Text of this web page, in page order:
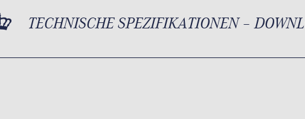
TECHNISCHE SPEZIFIKATIONEN –